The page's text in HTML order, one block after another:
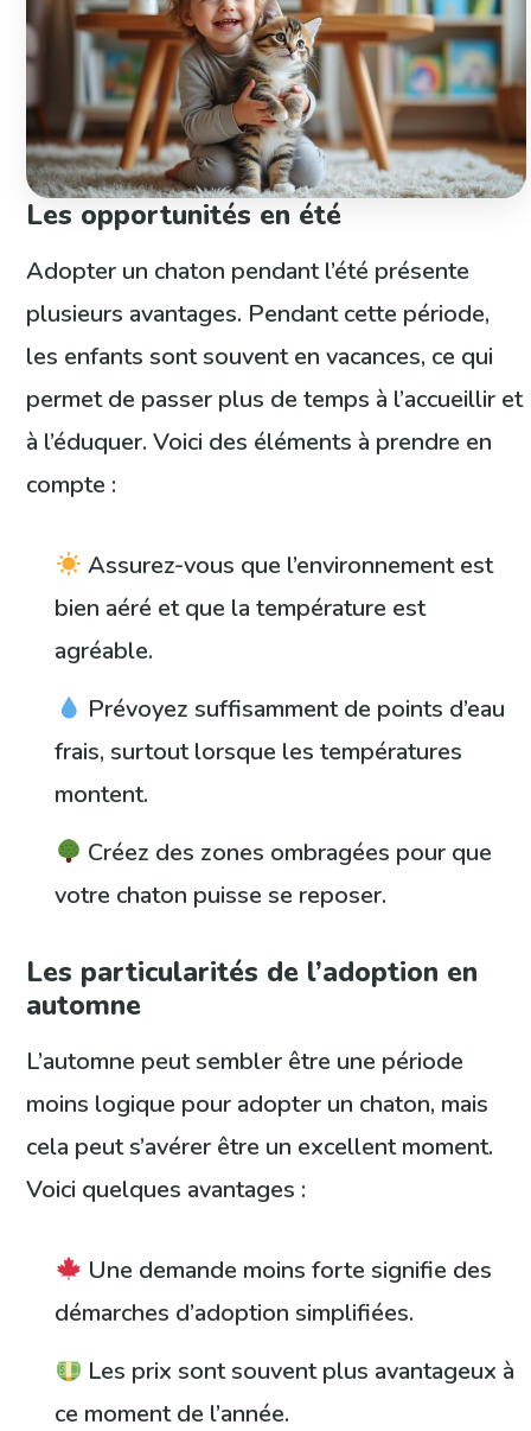
Les opportunités en été
Adopter un chaton pendant l’été présente
plusieurs avantages. Pendant cette période,
les enfants sont souvent en vacances, ce qui
permet de passer plus de temps à l’accueillir et
à l’éduquer. Voici des éléments à prendre en
compte :
Assurez-vous que l’environnement est
bien aéré et que la température est
agréable.
Prévoyez suffisamment de points d’eau
frais, surtout lorsque les températures
montent.
Créez des zones ombragées pour que
votre chaton puisse se reposer.
Les particularités de l’adoption en
automne
L’automne peut sembler être une période
moins logique pour adopter un chaton, mais
cela peut s’avérer être un excellent moment.
Voici quelques avantages :
Une demande moins forte signifie des
démarches d’adoption simplifiées.
Les prix sont souvent plus avantageux à
ce moment de l’année.